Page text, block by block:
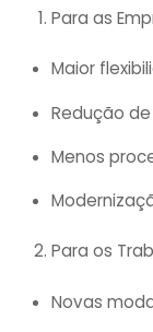
Para as
Maior
Redução
Menos
Para os
Novas